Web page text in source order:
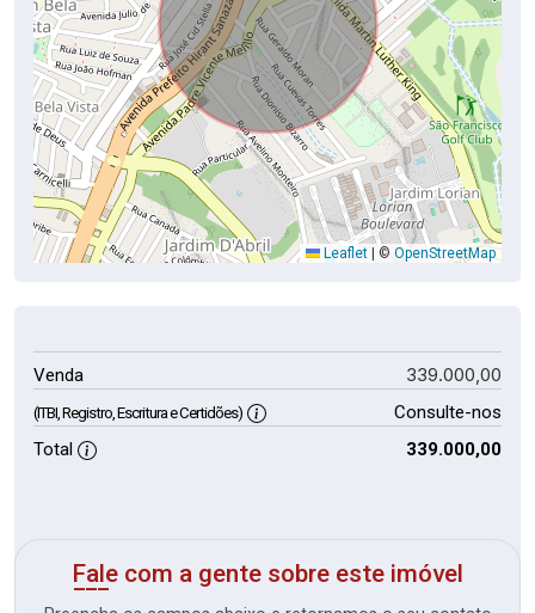
Leaflet © OpenStreetMap
Venda 339.000,00
(ITBI, Registro, Escritura e Certidões)
Consulte-nos
Total
339.000,00
Fale com a gente sobre este imóvel